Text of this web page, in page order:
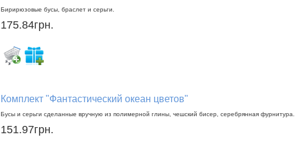
Бирирюзовые бусы, браслет и серьги.
175.84грн.
Комплект "Фантастический океан цветов"
Бусы и серьги сделанные вручную из полимерной глины, чешский бисер, серебрянная фурнитура.
151.97грн.